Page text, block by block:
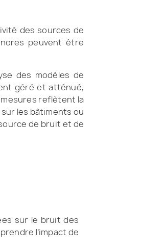
des sources de
peuvent être
des modèles de
géré et atténué,
reflètent la
les bâtiments ou
de bruit et de
sur le bruit des
l’impact de